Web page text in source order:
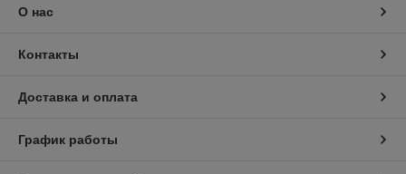
О нас
Контакты
Доставка и оплата
График работы